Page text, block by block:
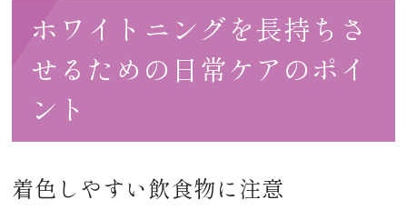
ホワイトニングを長持ちさ
せるための日常ケアのポイ
ント
着色しやすい飲食物に注意